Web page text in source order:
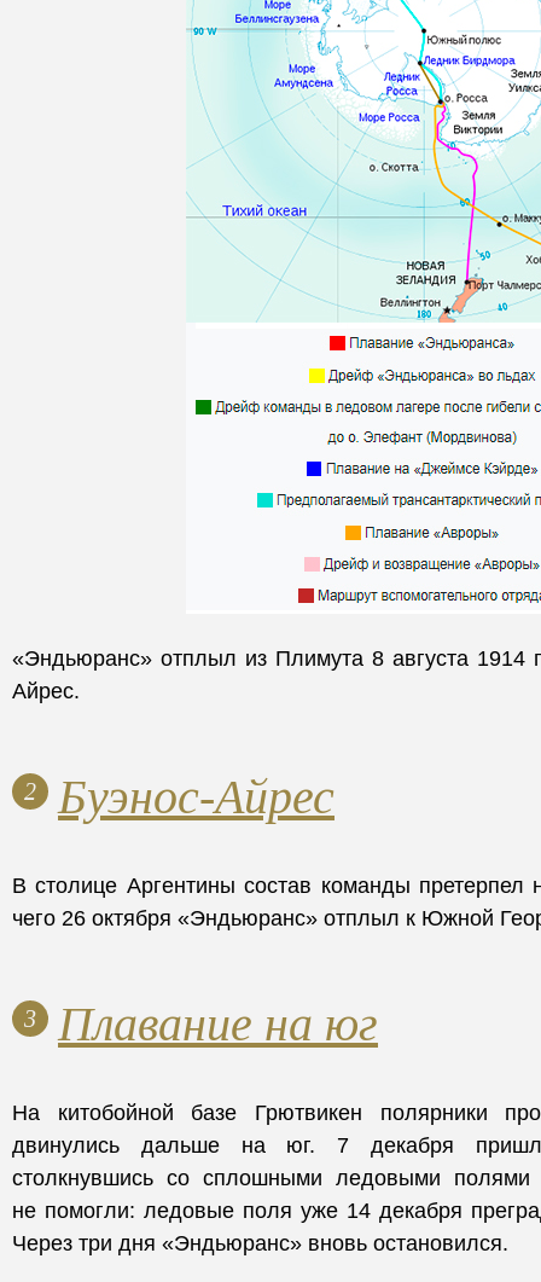
«Эндьюранс» отплыл из Плимута 8 августа 1914
Айрес.
2 Буэнос-Айрес
В столице Аргентины состав команды претерпел
чего 26 октября «Эндьюранс» отплыл к Южной
3 Плавание на юг
На китобойной базе Грютвикен полярники
двинулись дальше на юг. 7 декабря
столкнувшись со сплошными ледовыми
не помогли: ледовые поля уже 14 декабря
Через три дня «Эндьюранс» вновь остановился.